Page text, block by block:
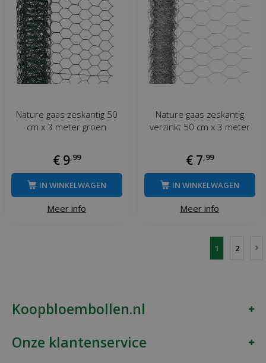
Nature gaas zeskantig 50
cm x 3 meter groen
€ 9, 99
Meer info
IN WINKELWAGEN
Nature gaas zeskantig
verzinkt 50 cm x 3 meter
€ 7 99
Meer info
IN WINKELWAGEN
1 2
Koopbloembollen.nl
Onze klantenservice